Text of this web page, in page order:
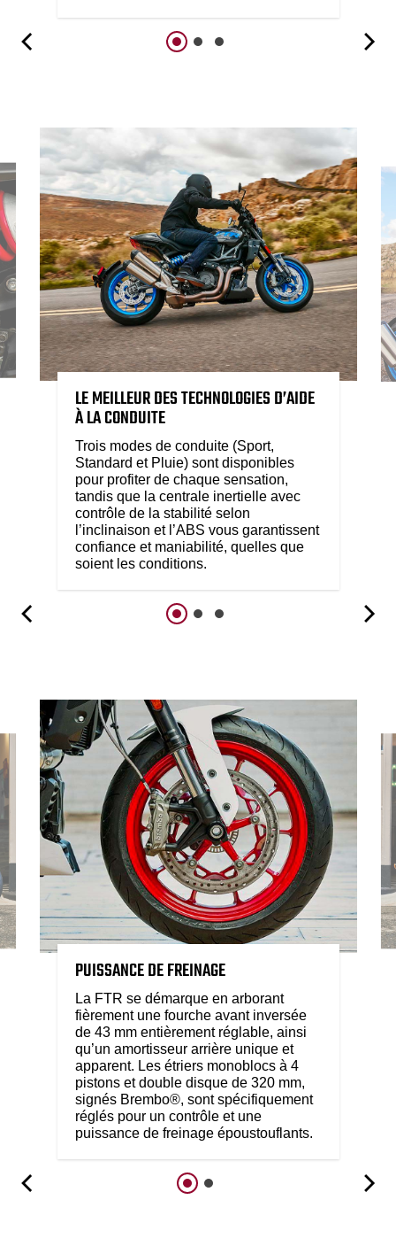
LE MEILLEUR DES TECHNOLOGIES D’AIDE
À LA CONDUITE
Trois modes de conduite (Sport,
Standard et Pluie) sont disponibles
pour profiter de chaque sensation,
tandis que la centrale inertielle avec
contrôle de la stabilité selon
l’inclinaison et l’ABS vous garantissent
confiance et maniabilité, quelles que
soient les conditions.
PUISSANCE DE FREINAGE
La FTR se démarque en arborant
fièrement une fourche avant inversée
de 43 mm entièrement réglable, ainsi
qu’un amortisseur arrière unique et
apparent. Les étriers monoblocs à 4
pistons et double disque de 320 mm,
signés Brembo®, sont spécifiquement
réglés pour un contrôle et une
puissance de freinage époustouflants.